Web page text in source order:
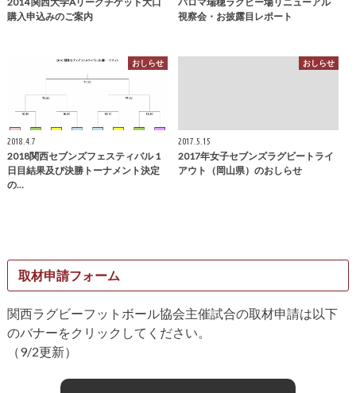
購入申込みのご案内
視察会・お披露目レポート
おしらせ
2018.4.7
2018関西セブンズフェスティバル 1
日目結果及び決勝トーナメント決定
の…
おしらせ
2017.5.15
2017年女子セブンズラグビートライ
アウト（岡山県）のおしらせ
取材申請フォーム
関西ラグビーフットボール協会主催試合の取材申請は以下
のバナーをクリックしてください。
（9/2更新）